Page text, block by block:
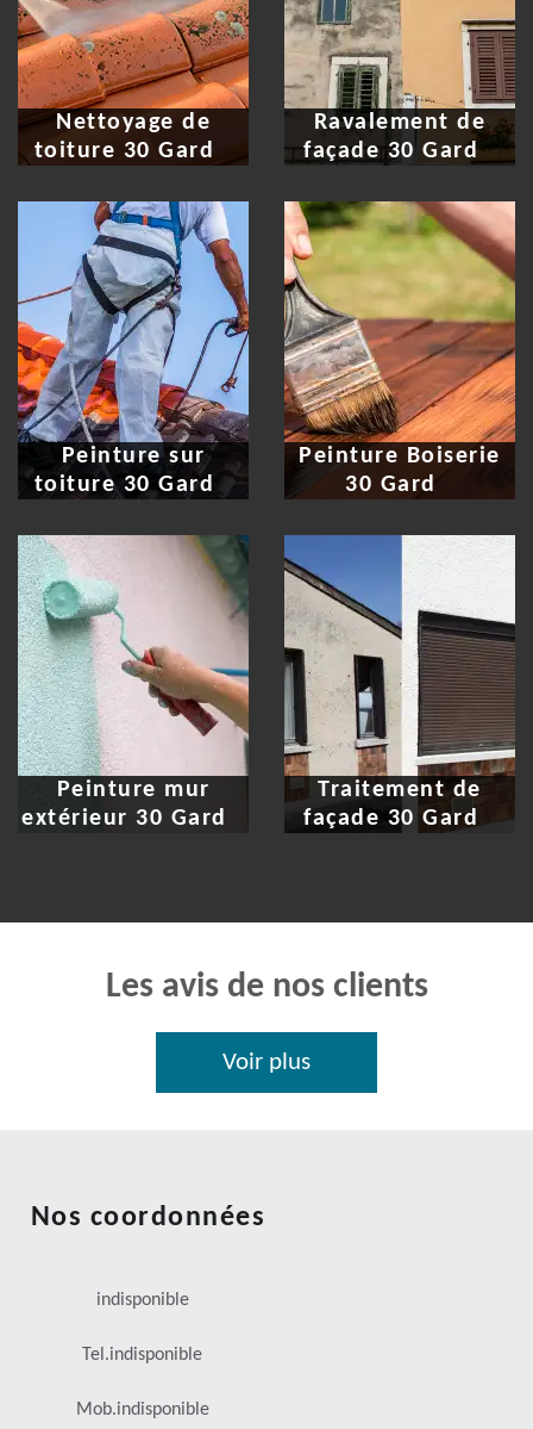
Nettoyage de
toiture 30 Gard
Ravalement de
façade 30 Gard
Peinture sur
toiture 30 Gard
Peinture Boiserie
30 Gard
Peinture mur
extérieur 30 Gard
Traitement de
façade 30 Gard
Les avis de nos clients
Voir plus
Nos coordonnées
indisponible
Tel.indisponible
Mob.indisponible